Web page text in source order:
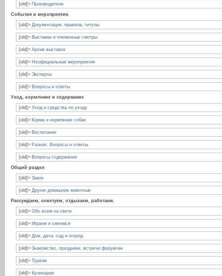
[old]> Производители
События и мероприятия.
[old]> Документация, правила, титулы.
[old]> Выставки и племенные смотры
[old]> Архив выставок
[old]> Неофициальные мероприятия
[old]> Эксперты
[old]> Вопросы и ответы
Уход, кормление и содержание
[old]> Уход и средства по уходу
[old]> Корма и кормление собак
[old]> Воспитание
[old]> Разное. Вопросы и ответы.
[old]> Вопросы содержания
Общий раздел
[old]> Закон
[old]> Другие домашние животные
Рассуждаем, советуем, отдыхаем, работаем.
[old]> Обо всем на свете
[old]> Играем и смеемся
[old]> Дом, дача, сад и огород.
[old]> Знакомство, праздники, встречи форумчан
[old]> Туризм
[old]> Кулинария